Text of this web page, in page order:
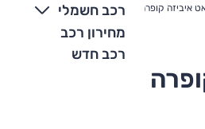
רכב חשמלי
מחירון רכב
רכב חדש
איביזה קופרה המחודשת בישראל
המחודשת